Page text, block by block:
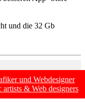
und die 32 Gb
und Webdesigner
& Web designers